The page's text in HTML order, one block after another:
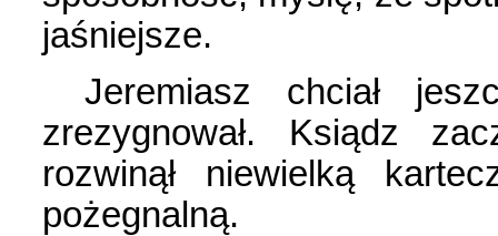
jaśniejsze.
Jeremiasz chciał
zrezygnował. Ksiądz
rozwinął niewielką
pożegnalną.